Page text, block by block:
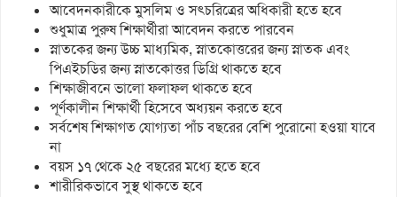
আবেদনকারীকে মুসলিম ও সৎচরিত্রের অধিকারী হতে হবে
শুধুমাত্র পুরুষ শিক্ষার্থীরা আবেদন করতে পারবেন
স্নাতকের জন্য উচ্চ মাধ্যমিক, স্নাতকোত্তরের জন্য স্নাতক এবং
পিএইচডির জন্য স্নাতকোত্তর ডিগ্রি থাকতে হবে
শিক্ষাজীবনে ভালো ফলাফল থাকতে হবে
পূর্ণকালীন শিক্ষার্থী হিসেবে অধ্যয়ন করতে হবে
সর্বশেষ শিক্ষাগত যোগ্যতা পাঁচ বছরের বেশি পুরোনো হওয়া যাবে
না
বয়স ১৭ থেকে ২৫ বছরের মধ্যে হতে হবে
শারীরিকভাবে সুস্থ থাকতে হবে